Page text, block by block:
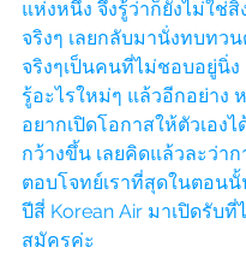
แห่งหนึ่ง จึงรู้ว่าก็ยังไม่ใช่สิ่
จริงๆ เลยกลับมานั่งทบทวน
จริงๆเป็นคนที่ไม่ชอบอยู่นิ่ง
รู้อะไรใหม่ๆ แล้วอีกอย่าง
อยากเปิดโอกาสให้ตัวเอง
กว้างขึ้น เลยคิดแล้วละว่าก
ตอบโจทย์เราที่สุดในตอน
ปีสี่ Korean Air มาเปิดรับที่
สมัครค่ะ